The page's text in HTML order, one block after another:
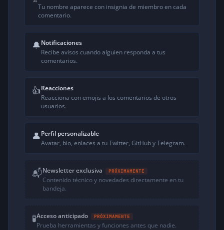
Tu nombre aparece con insignia de miembro en cada
comentario.
🔔Notificaciones
Recibe avisos cuando alguien responda a tus
comentarios.
👍Reacciones
Reacciona con emojis a los comentarios de otros
usuarios.
👤Perfil personalizable
Avatar, bio, enlaces a tu Twitter, GitHub y Telegram.
📬Newsletter exclusiva PRÓXIMAMENTE
Contenido técnico y novedades directamente en tu
bandeja.
🧪Acceso anticipado PRÓXIMAMENTE
Prueba herramientas y funciones antes que nadie.